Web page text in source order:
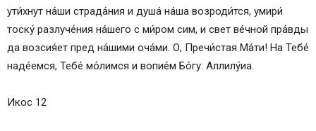
ути́хнут на́ши стра­да́­ния и душа́ на́­ша возроди́тся, умири́
тоску́ разлуче́ния на́­ше­го с ми́­ром сим, и свет ве́чной пра́в­ды
да возсия́ет пред на́шими оча́ми. О, Пре­чи́с­тая Ма́­ти! На Те­бе́
наде́емся, Те­бе́ мо́­лим­ся и во­пи­е́м Бо́­гу: Алли­лу́иа.
Икос 12